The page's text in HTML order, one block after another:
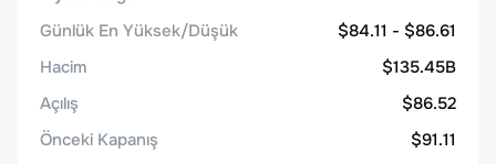
Günlük En Yüksek/Düşük
$84.11 - $86.61
Hacim
$135.45B
Açılış
$86.52
Önceki Kapanış
$91.11